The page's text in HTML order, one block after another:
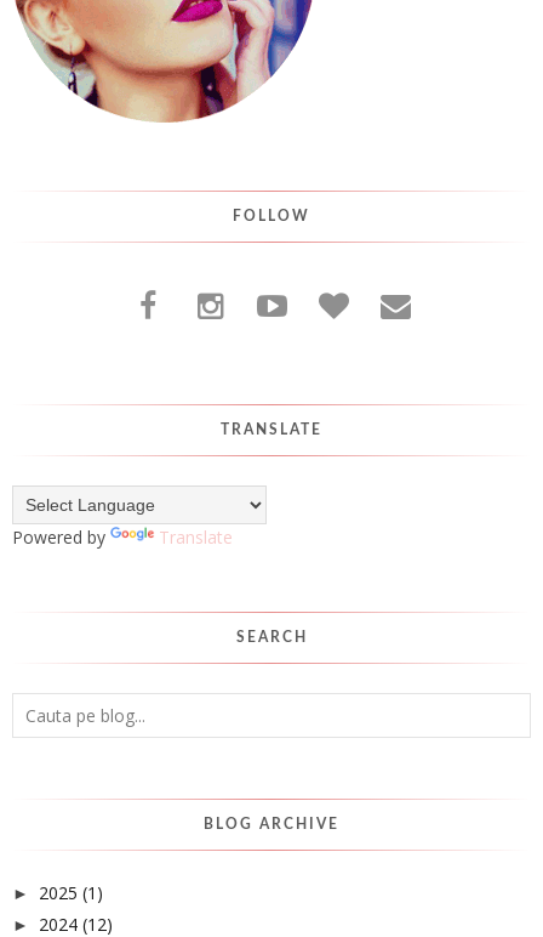
FOLLOW
TRANSLATE
Powered by Translate
SEARCH
BLOG ARCHIVE
► 2025 (1)
► 2024 (12)